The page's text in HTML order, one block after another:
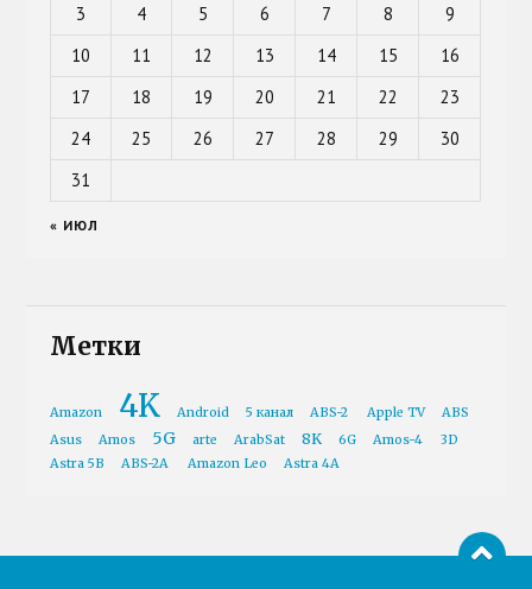
3
4 5 6 7 8
9
10
11 12 13 14 15
16
17
18 19 20 21 22
23
24
25 26 27 28 29
30
31
« ИЮЛ
Метки
Amazon 4K Android 5 канал ABS-2 Apple TV
ABS
Asus
Amos 5G arte ArabSat 8K 6G Amos-4
3D
Astra 5B
ABS-2A Amazon Leo Astra 4A